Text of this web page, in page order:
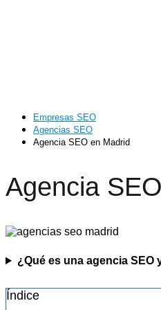
Empresas SEO
Agencias SEO
Agencia SEO en Madrid
Agencia
¿Qué es una agencia
Índice